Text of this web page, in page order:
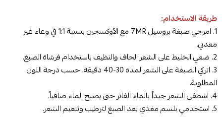
طريقة الاستخدام:
1. امزجي صبغة بروسيل 7MR مع الأوكسجين بنسبة 1:1 في وعاء غير
معدني.
2. ضعي الخليط على الشعر الجاف والنظيف باستخدام فرشاة الصبغ.
3. اتركي الصبغة على الشعر لمدة 30-40 دقيقة، حسب درجة اللون
المطلوبة.
4. اشطفي الشعر جيداً بالماء الفاتر حتى يصبح الماء صافياً.
5. استخدمي بلسم مغذي بعد الصبغ لترطيب وتنعيم الشعر.